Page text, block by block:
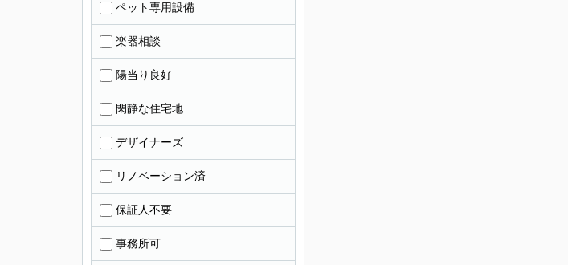
ペット専用設備
楽器相談
陽当り良好
閑静な住宅地
デザイナーズ
リノベーション済
保証人不要
事務所可